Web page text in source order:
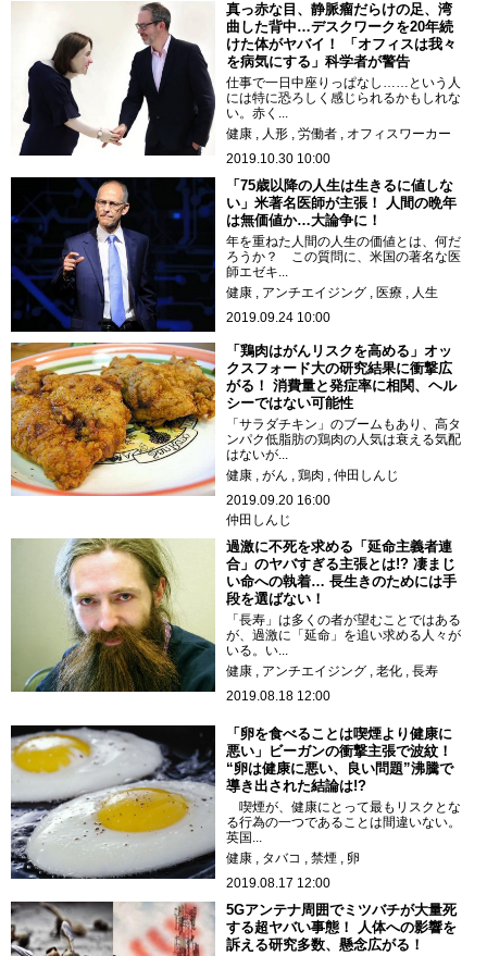
真っ赤な目、静脈瘤だらけの足、湾
曲した背中…デスクワークを20年続
けた体がヤバイ！ 「オフィスは我々
を病気にする」科学者が警告
仕事で一日中座りっぱなし……という人
には特に恐ろしく感じられるかもしれな
い。赤く...
健康
人形 労働者
オフィスワーカー
2019.10.30 10:00
「75歳以降の人生は生きるに値しな
い」米著名医師が主張！ 人間の晩年
は無価値か…大論争に！
年を重ねた人間の人生の価値とは、何だ
ろうか？ この質問に、米国の著名な医
師エゼキ...
健康
アンチエイジング 医療
人生
2019.09.24 10:00
「鶏肉はがんリスクを高める」オッ
クスフォード大の研究結果に衝撃広
がる！ 消費量と発症率に相関、ヘル
シーではない可能性
「サラダチキン」のブームもあり、高タ
ンパク低脂肪の鶏肉の人気は衰える気配
はないが...
健康
がん 鶏肉
仲田しんじ
2019.09.20 16:00
仲田しんじ
過激に不死を求める「延命主義者連
合」のヤバすぎる主張とは!? 凄まじ
い命への執着… 長生きのためには手
段を選ばない！
「長寿」は多くの者が望むことではある
が、過激に「延命」を追い求める人々が
いる。い...
健康
アンチエイジング 老化
長寿
2019.08.18 12:00
「卵を食べることは喫煙より健康に
悪い」ビーガンの衝撃主張で波紋！
“卵は健康に悪い、良い問題”沸騰で
導き出された結論は!?
喫煙が、健康にとって最もリスクとな
る行為の一つであることは間違いない。
英国...
健康
タバコ 禁煙
卵
2019.08.17 12:00
5Gアンテナ周囲でミツバチが大量死
する超ヤバい事態！ 人体への影響を
訴える研究多数、懸念広がる！